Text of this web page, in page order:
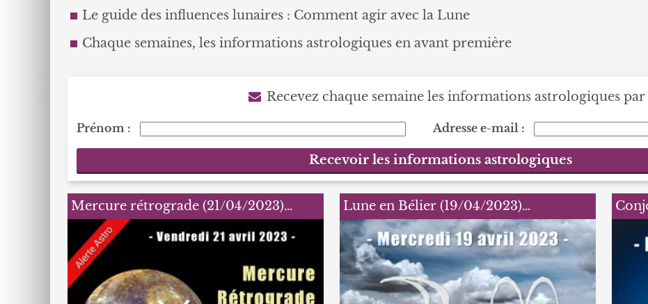
Le guide des influences lunaires : Comment agir avec la Lune
Chaque semaines, les informations astrologiques en avant première
Recevez chaque semaine les informations astrologiques
Prénom : Adresse e-mail :
Recevoir les informations astrologiques
Mercure rétrograde (21/04/2023)… Lune en Bélier (19/04/2023)…